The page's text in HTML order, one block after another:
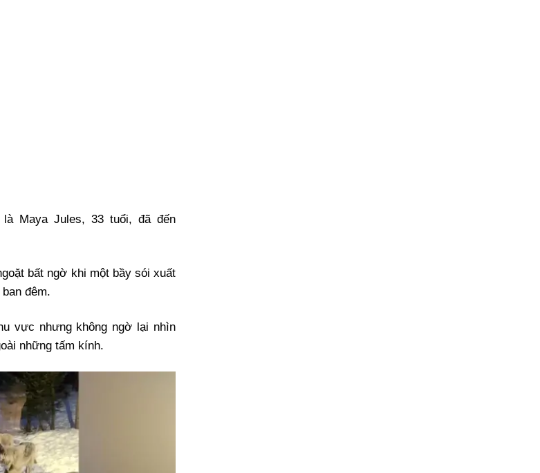
Maya Jules, 33 tuổi, đã đến
bất ngờ khi một bầy sói xuất
đêm.
vực nhưng không ngờ lại nhìn
những tấm kính.